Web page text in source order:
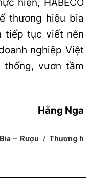
hiện, HABECO
thương hiệu bia
tiếp tục viết nên
nghiệp Việt
vươn tầm
Hằng Nga
– Rượu Thương